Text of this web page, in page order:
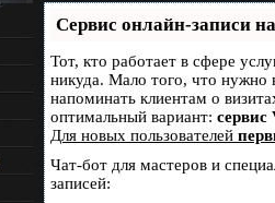
Сервис онлайн-записи
Тот, кто работает в сфере
никуда. Мало того, что нужно
напоминать клиентам о
оптимальный вариант: сервис
Для новых пользователей
Чат-бот для мастеров и
записей: